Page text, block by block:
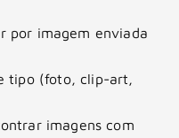
por imagem enviada
tipo (foto, clip-art,
imagens com